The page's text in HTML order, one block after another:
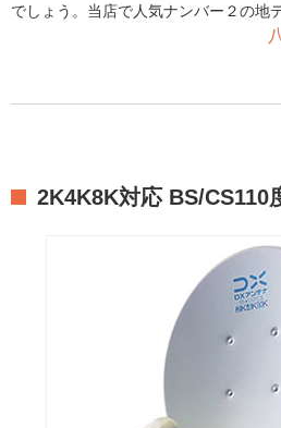
でしょう。当店で人気ナンバー２の地
2K4K8K対応 BS/CS110